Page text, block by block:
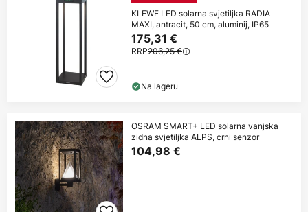
KLEWE LED solarna svjetiljka RADIA
MAXI, antracit, 50 cm, aluminij, IP65
175,31 €
RRP206,25 €
Na lageru
OSRAM SMART+ LED solarna vanjska
zidna svjetiljka ALPS, crni senzor
104,98 €